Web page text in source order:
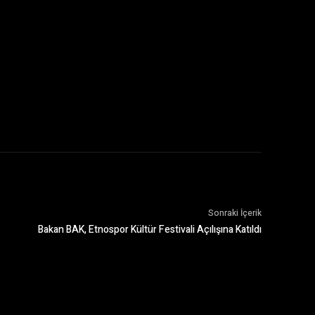
Sonraki İçerik
Bakan BAK, Etnospor Kültür Festivali Açılışına Katıldı